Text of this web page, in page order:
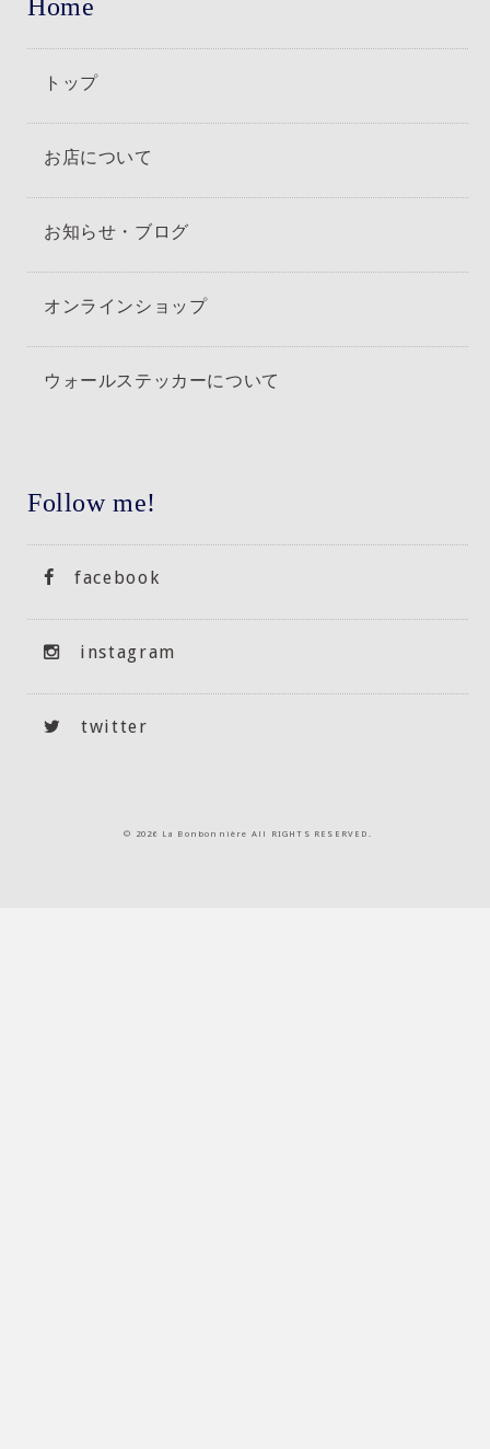
Home
トップ
お店について
お知らせ・ブログ
オンラインショップ
ウォールステッカーについて
Follow me!
facebook
instagram
twitter
© 2026 La Bonbonnière All RIGHTS RESERVED.